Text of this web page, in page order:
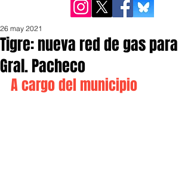
Tigre: nueva red de gas para
Gral. Pacheco
26 may 2021
A cargo del municipio